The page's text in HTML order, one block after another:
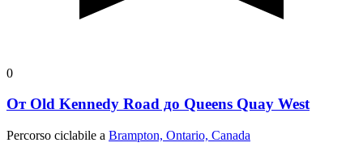
0
От Old Kennedy Road до Queens Quay West
Percorso ciclabile a Brampton, Ontario, Canada